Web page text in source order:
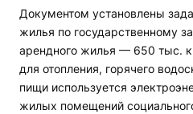
Документом установлены
жилья по государственному
арендного жилья — 650 тыс.
для отопления, горячего
пищи используется
жилых помещений